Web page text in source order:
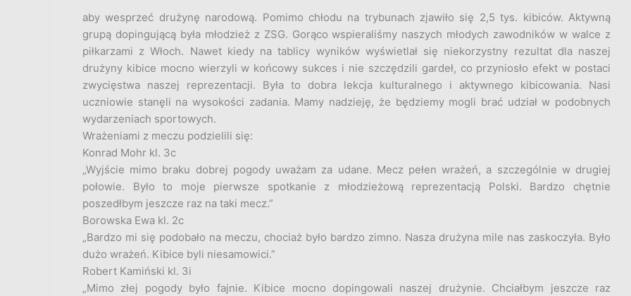
aby wesprzeć drużynę narodową. Pomimo chłodu na trybunach zjawiło się 2,5 tys. kibiców. Aktywną
grupą dopingującą była młodzież z ZSG. Gorąco wspieraliśmy naszych młodych zawodników w walce z
piłkarzami z Włoch. Nawet kiedy na tablicy wyników wyświetlał się niekorzystny rezultat dla naszej
drużyny kibice mocno wierzyli w końcowy sukces i nie szczędzili gardeł, co przyniosło efekt w postaci
zwycięstwa naszej reprezentacji. Była to dobra lekcja kulturalnego i aktywnego kibicowania. Nasi
uczniowie stanęli na wysokości zadania. Mamy nadzieję, że będziemy mogli brać udział w podobnych
wydarzeniach sportowych.
Wrażeniami z meczu podzielili się:
Konrad Mohr kl. 3c
„Wyjście mimo braku dobrej pogody uważam za udane. Mecz pełen wrażeń, a szczególnie w drugiej
połowie. Było to moje pierwsze spotkanie z młodzieżową reprezentacją Polski. Bardzo chętnie
poszedłbym jeszcze raz na taki mecz.”
Borowska Ewa kl. 2c
„Bardzo mi się podobało na meczu, chociaż było bardzo zimno. Nasza drużyna mile nas zaskoczyła. Było
dużo wrażeń. Kibice byli niesamowici.”
Robert Kamiński kl. 3i
„Mimo złej pogody było fajnie. Kibice mocno dopingowali naszej drużynie. Chciałbym jeszcze raz